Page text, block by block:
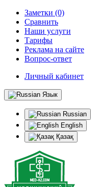
Заметки (0)
Сравнить
Наши услуги
Тарифы
Реклама на сайте
Вопрос-ответ
Личный кабинет
Язык
Russian
English
Қазақ